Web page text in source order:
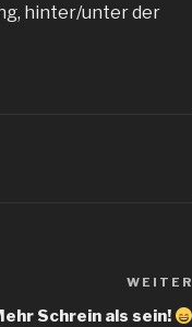
hinter/unter der
WEITER
Schrein als sein!